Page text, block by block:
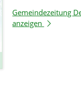
Gemeindezeitung
anzeigen